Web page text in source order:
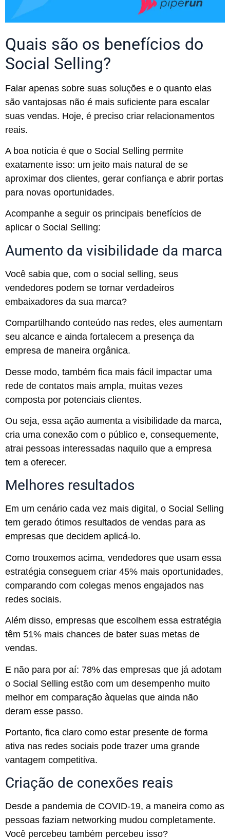
Quais são os benefícios do
Social Selling?
Falar apenas sobre suas soluções e o quanto elas
são vantajosas não é mais suficiente para escalar
suas vendas. Hoje, é preciso criar relacionamentos
reais.
A boa notícia é que o Social Selling permite
exatamente isso: um jeito mais natural de se
aproximar dos clientes, gerar confiança e abrir portas
para novas oportunidades.
Acompanhe a seguir os principais benefícios de
aplicar o Social Selling:
Aumento da visibilidade da marca
Você sabia que, com o social selling, seus
vendedores podem se tornar verdadeiros
embaixadores da sua marca?
Compartilhando conteúdo nas redes, eles aumentam
seu alcance e ainda fortalecem a presença da
empresa de maneira orgânica.
Desse modo, também fica mais fácil impactar uma
rede de contatos mais ampla, muitas vezes
composta por potenciais clientes.
Ou seja, essa ação aumenta a visibilidade da marca,
cria uma conexão com o público e, consequemente,
atrai pessoas interessadas naquilo que a empresa
tem a oferecer.
Melhores resultados
Em um cenário cada vez mais digital, o Social Selling
tem gerado ótimos resultados de vendas para as
empresas que decidem aplicá-lo.
Como trouxemos acima, vendedores que usam essa
estratégia conseguem criar 45% mais oportunidades,
comparando com colegas menos engajados nas
redes sociais.
Além disso, empresas que escolhem essa estratégia
têm 51% mais chances de bater suas metas de
vendas.
E não para por aí: 78% das empresas que já adotam
o Social Selling estão com um desempenho muito
melhor em comparação àquelas que ainda não
deram esse passo.
Portanto, fica claro como estar presente de forma
ativa nas redes sociais pode trazer uma grande
vantagem competitiva.
Criação de conexões reais
Desde a pandemia de COVID-19, a maneira como as
pessoas faziam networking mudou completamente.
Você percebeu também percebeu isso?